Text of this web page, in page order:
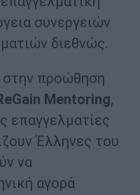
συνεργειών
διεθνώς.
στην προώθηση
Mentoring,
επαγγελματίες
Έλληνες του
να
αγορά